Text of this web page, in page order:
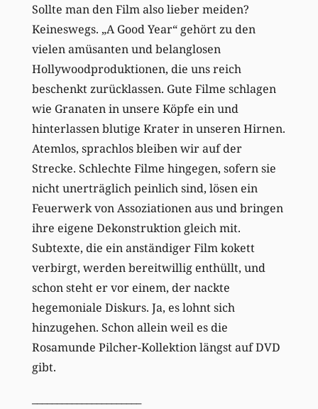
Sollte man den Film also lieber meiden?
Keineswegs. „A Good Year“ gehört zu den
vielen amüsanten und belanglosen
Hollywoodproduktionen, die uns reich
beschenkt zurücklassen. Gute Filme schlagen
wie Granaten in unsere Köpfe ein und
hinterlassen blutige Krater in unseren Hirnen.
Atemlos, sprachlos bleiben wir auf der
Strecke. Schlechte Filme hingegen, sofern sie
nicht unerträglich peinlich sind, lösen ein
Feuerwerk von Assoziationen aus und bringen
ihre eigene Dekonstruktion gleich mit.
Subtexte, die ein anständiger Film kokett
verbirgt, werden bereitwillig enthüllt, und
schon steht er vor einem, der nackte
hegemoniale Diskurs. Ja, es lohnt sich
hinzugehen. Schon allein weil es die
Rosamunde Pilcher-Kollektion längst auf DVD
gibt.